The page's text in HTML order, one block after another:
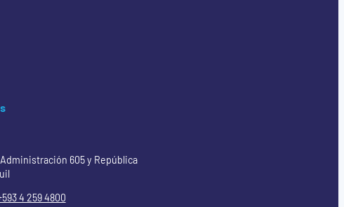
Administración 605 y República
4 259 4800